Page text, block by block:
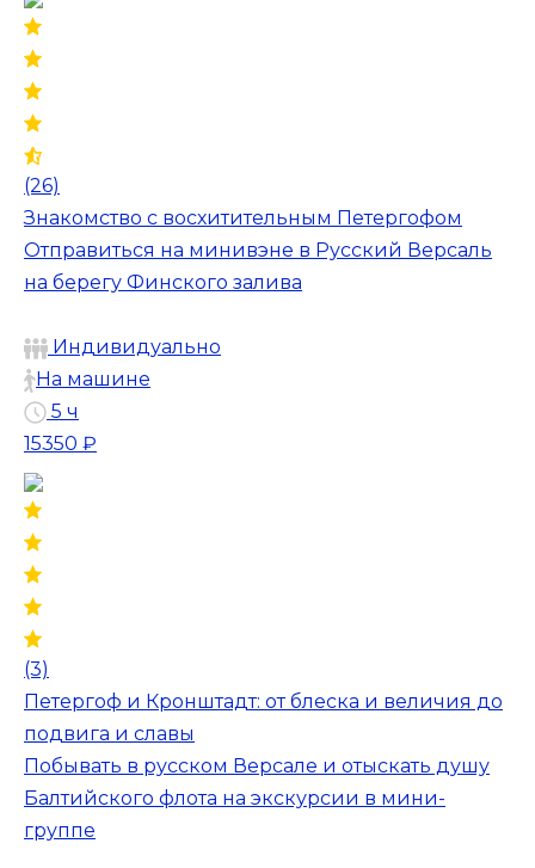
(26)
Знакомство с восхитительным Петергофом
Отправиться на минивэне в Русский Версаль
на берегу Финского залива
Индивидуально
На машине
5 ч
15350 ₽
(3)
Петергоф и Кронштадт: от блеска и величия до
подвига и славы
Побывать в русском Версале и отыскать душу
Балтийского флота на экскурсии в мини-
группе